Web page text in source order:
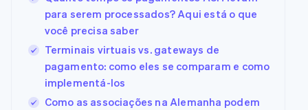
para serem processados? Aqui está o que
você precisa saber
Terminais virtuais vs. gateways de
pagamento: como eles se comparam e como
implementá-los
Como as associações na Alemanha podem
EspañolEnglish
Estados Unidos
Estônia
English
Finlândia
English